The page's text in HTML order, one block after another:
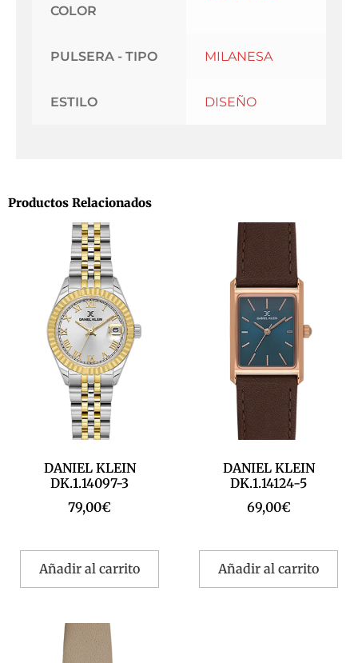
COLOR
PULSERA - TIPO MILANESA
ESTILO DISEÑO
Productos Relacionados
DANIEL KLEIN
DK.1.14097-3
79,00€
Añadir al carrito
DANIEL KLEIN
DK.1.14124-5
69,00€
Añadir al carrito